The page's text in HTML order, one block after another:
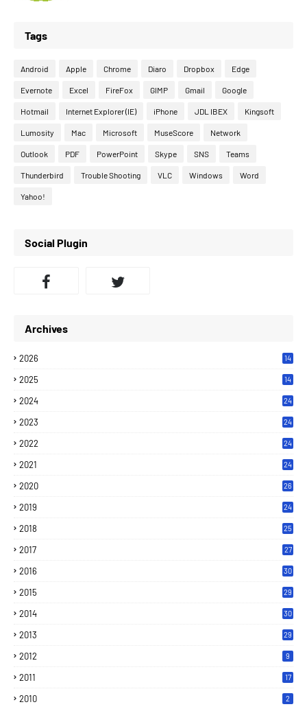
Tags
Android Apple Chrome Diaro Dropbox Edge
Evernote Excel FireFox GIMP Gmail Google
Hotmail Internet Explorer (IE) iPhone JDL IBEX Kingsoft
Lumosity Mac Microsoft MuseScore Network
Outlook PDF PowerPoint Skype SNS Teams
Thunderbird Trouble Shooting VLC Windows Word
Yahoo!
Social Plugin
Archives
2026 14
2025 14
2024 24
2023 24
2022 24
2021 24
2020 26
2019 24
2018 25
2017 27
2016 30
2015 29
2014 30
2013 29
2012 9
2011 17
2010 2